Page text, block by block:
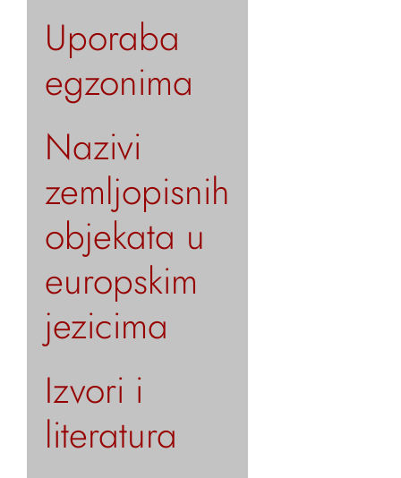
Uporaba
egzonima
Nazivi
zemljopisnih
objekata u
europskim
jezicima
Izvori i
literatura